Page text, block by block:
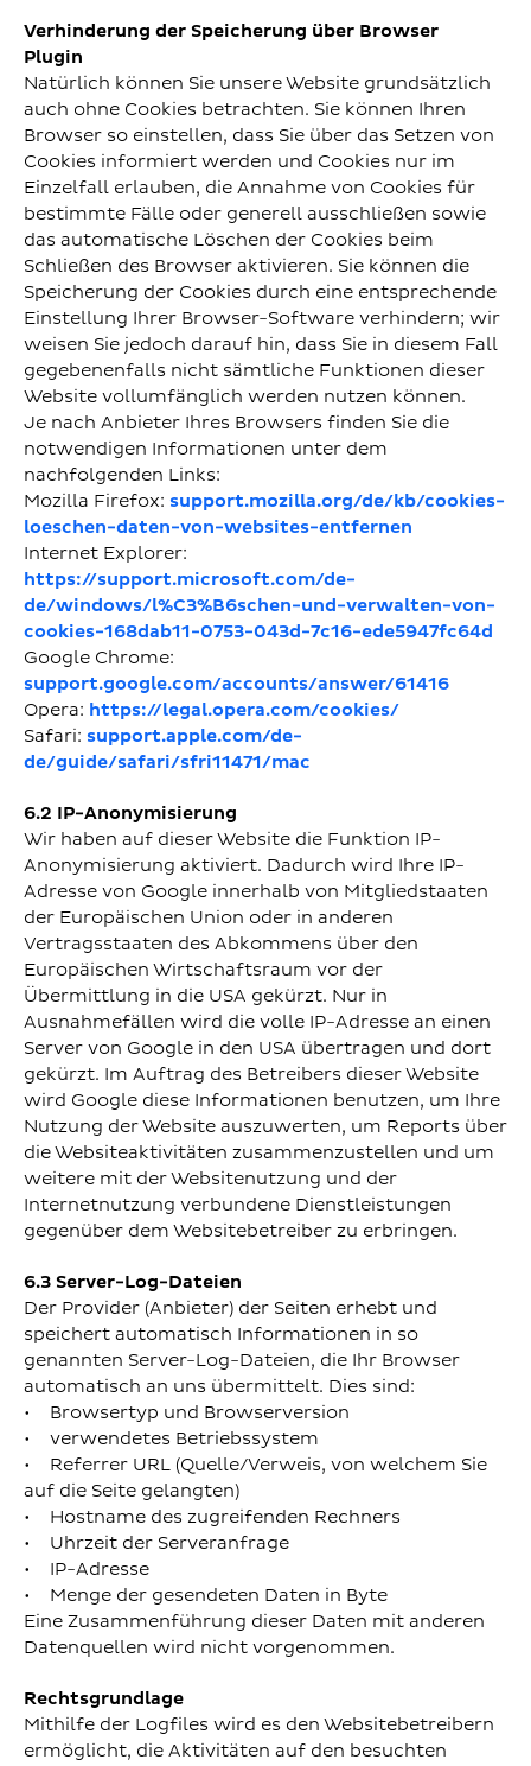
Verhinderung der Speicherung über Browser
Plugin
Natürlich können Sie unsere Website grundsätzlich
auch ohne Cookies betrachten. Sie können Ihren
Browser so einstellen, dass Sie über das Setzen von
Cookies informiert werden und Cookies nur im
Einzelfall erlauben, die Annahme von Cookies für
bestimmte Fälle oder generell ausschließen sowie
das automatische Löschen der Cookies beim
Schließen des Browser aktivieren. Sie können die
Speicherung der Cookies durch eine entsprechende
Einstellung Ihrer Browser-Software verhindern; wir
weisen Sie jedoch darauf hin, dass Sie in diesem Fall
gegebenenfalls nicht sämtliche Funktionen dieser
Website vollumfänglich werden nutzen können.
Je nach Anbieter Ihres Browsers finden Sie die
notwendigen Informationen unter dem
nachfolgenden Links:
Mozilla Firefox: support.mozilla.org/de/kb/cookies-
loeschen-daten-von-websites-entfernen
Internet Explorer:
https://support.microsoft.com/de-
de/windows/l%C3%B6schen-und-verwalten-von-
cookies-168dab11-0753-043d-7c16-ede5947fc64d
Google Chrome:
support.google.com/accounts/answer/61416
Opera: https://legal.opera.com/cookies/
Safari: support.apple.com/de-
de/guide/safari/sfri11471/mac
6.2 IP-Anonymisierung
Wir haben auf dieser Website die Funktion IP-
Anonymisierung aktiviert. Dadurch wird Ihre IP-
Adresse von Google innerhalb von Mitgliedstaaten
der Europäischen Union oder in anderen
Vertragsstaaten des Abkommens über den
Europäischen Wirtschaftsraum vor der
Übermittlung in die USA gekürzt. Nur in
Ausnahmefällen wird die volle IP-Adresse an einen
Server von Google in den USA übertragen und dort
gekürzt. Im Auftrag des Betreibers dieser Website
wird Google diese Informationen benutzen, um Ihre
Nutzung der Website auszuwerten, um Reports über
die Websiteaktivitäten zusammenzustellen und um
weitere mit der Websitenutzung und der
Internetnutzung verbundene Dienstleistungen
gegenüber dem Websitebetreiber zu erbringen.
6.3 Server-Log-Dateien
Der Provider (Anbieter) der Seiten erhebt und
speichert automatisch Informationen in so
genannten Server-Log-Dateien, die Ihr Browser
automatisch an uns übermittelt. Dies sind:
• Browsertyp und Browserversion
• verwendetes Betriebssystem
• Referrer URL (Quelle/Verweis, von welchem Sie
auf die Seite gelangten)
• Hostname des zugreifenden Rechners
• Uhrzeit der Serveranfrage
• IP-Adresse
• Menge der gesendeten Daten in Byte
Eine Zusammenführung dieser Daten mit anderen
Datenquellen wird nicht vorgenommen.
Rechtsgrundlage
Mithilfe der Logfiles wird es den Websitebetreibern
ermöglicht, die Aktivitäten auf den besuchten